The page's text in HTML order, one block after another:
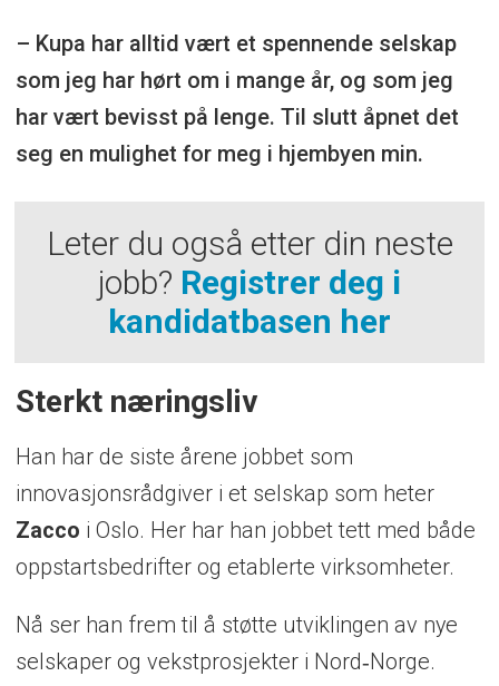
– Kupa har alltid vært et spennende selskap
som jeg har hørt om i mange år, og som jeg
har vært bevisst på lenge. Til slutt åpnet det
seg en mulighet for meg i hjembyen min.
Leter du også etter din neste
jobb? Registrer deg i
kandidatbasen her
Sterkt næringsliv
Han har de siste årene jobbet som
innovasjonsrådgiver i et selskap som heter
Zacco i Oslo. Her har han jobbet tett med både
oppstartsbedrifter og etablerte virksomheter.
Nå ser han frem til å støtte utviklingen av nye
selskaper og vekstprosjekter i Nord‑Norge.